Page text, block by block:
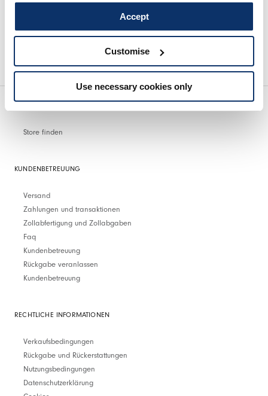
Accept
Customise
Use necessary cookies only
Wir empfehlen Ihnen, unsere Datenschutzrichtlinie vollständig zu lesen.
Store finden
KUNDENBETREUUNG
Versand
Zahlungen und transaktionen
Zollabfertigung und Zollabgaben
Faq
Kundenbetreuung
Rückgabe veranlassen
Kundenbetreuung
RECHTLICHE INFORMATIONEN
Verkaufsbedingungen
Rückgabe und Rückerstattungen
Nutzungsbedingungen
Datenschutzerklärung